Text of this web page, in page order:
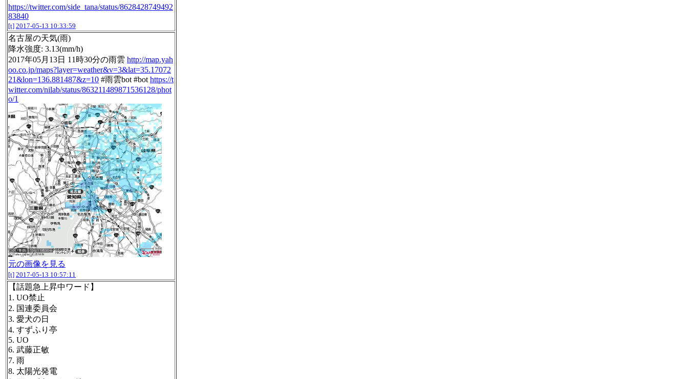
https://twitter.com/side_tana/status/8628428749492
83840
[t] 2017-05-13 10:33:59
名古屋の天気(雨)
降水強度: 3.13(mm/h)
2017年05月13日 11時30分の雨雲 http://map.yah
oo.co.jp/maps?layer=weather&v=3&lat=35.17072
21&lon=136.881487&z=10 #雨雲bot #bothttps://t
witter.com/nilab/status/863211489871536128/phot
o/1
元の画像を見る
[t] 2017-05-13 10:57:11
【話題急上昇中ワード】
1. UO禁止
2. 国連委員会
3. 愛犬の日
4. すずふり亭
5. UO
6. 武藤正敏
7. 雨
8. 太陽光発電